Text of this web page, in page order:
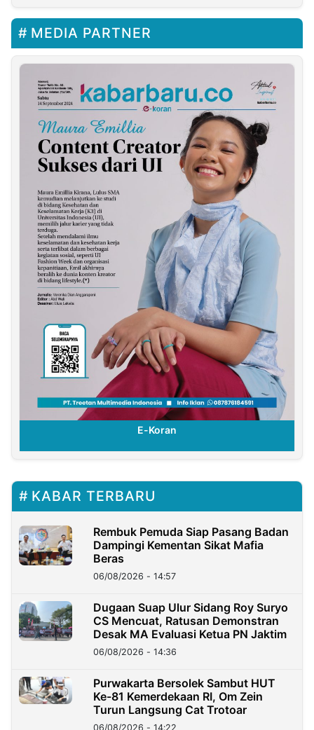
MEDIA PARTNER
E-Koran
KABAR TERBARU
Rembuk Pemuda Siap Pasang Badan
Dampingi Kementan Sikat Mafia
Beras
06/08/2026 - 14:57
Dugaan Suap Ulur Sidang Roy Suryo
CS Mencuat, Ratusan Demonstran
Desak MA Evaluasi Ketua PN Jaktim
06/08/2026 - 14:36
Purwakarta Bersolek Sambut HUT
Ke-81 Kemerdekaan RI, Om Zein
Turun Langsung Cat Trotoar
06/08/2026 - 14:22